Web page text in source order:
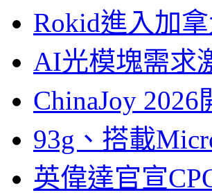
Rokid進入加
AI光模塊需求
ChinaJoy
93g、搭載
英偉達官宣